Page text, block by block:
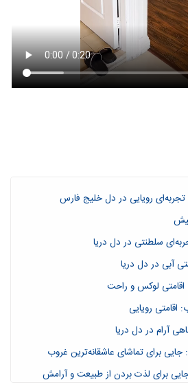
رویایی در دل خلیج فارس
سلطنتی در دل دریا
آبی در دل دریا
اقامتی لوکس و راحت
اقامتی رویایی
آرام در دل دریا
جایی برای تماشای عاشقانه‌ترین غروب
جایی برای لذت بردن از طبیعت و آرامش